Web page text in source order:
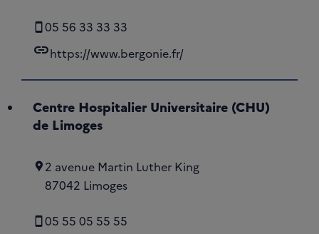
05 56 33 33 33
linkhttps://www.bergonie.fr/
Centre Hospitalier Universitaire (CHU)
de Limoges
2 avenue Martin Luther King
87042 Limoges
05 55 05 55 55